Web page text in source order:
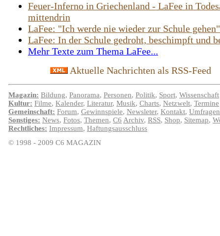
Feuer-Inferno in Griechenland - LaFee in
mittendrin
LaFee: "Ich werde nie wieder zur Schule gehen"
LaFee: In der Schule gedroht, beschimpft und
Mehr Texte zum Thema LaFee...
Aktuelle Nachrichten als RSS-Feed
Magazin: Bildung, Panorama, Personen, Politik, Sport, Wissenschaft
Kultur: Filme, Kalender, Literatur, Musik, Charts, Netzwelt, Termine
Gemeinschaft: Forum, Gewinnspiele, Newsleter, Kontakt, Umfragen
Sonstiges: News, Fotos, Themen, C6 Archiv, RSS, Shop, Sitemap,
Rechtliches: Impressum, Haftungsausschluss
© 1998 - 2009 C6 MAGAZIN